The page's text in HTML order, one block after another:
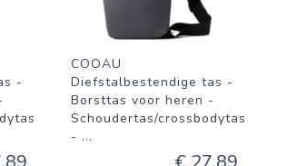
-
COOAU
Diefstalbestendige tas -
Borsttas voor heren -
Schoudertas/crossbodytas
- ...